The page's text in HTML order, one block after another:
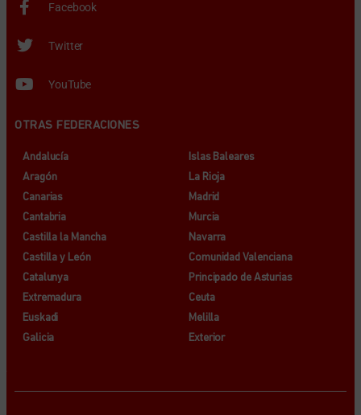
Facebook
Twitter
YouTube
OTRAS FEDERACIONES
Andalucía
Aragón
Canarias
Cantabria
Castilla la Mancha
Castilla y León
Catalunya
Extremadura
Euskadi
Galicia
Islas Baleares
La Rioja
Madrid
Murcia
Navarra
Comunidad Valenciana
Principado de Asturias
Ceuta
Melilla
Exterior